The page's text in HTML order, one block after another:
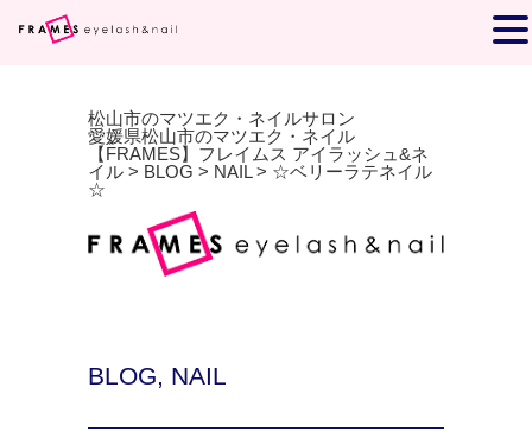
松山市のマツエク・ネイルサロン
愛媛県松山市のマツエク・ネイル
【FRAMES】フレイムス アイラッシュ&ネ
イル > BLOG > NAIL> ☆ベリーラテネイル
☆
BLOG, NAIL